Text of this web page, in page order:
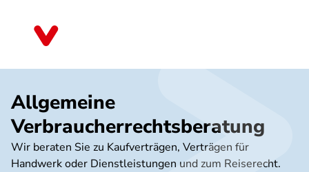
Allgemeine
Verbraucherrechtsberatung
Wir beraten Sie zu Kaufverträgen, Verträgen für
Handwerk oder Dienstleistungen und zum Reiserecht.